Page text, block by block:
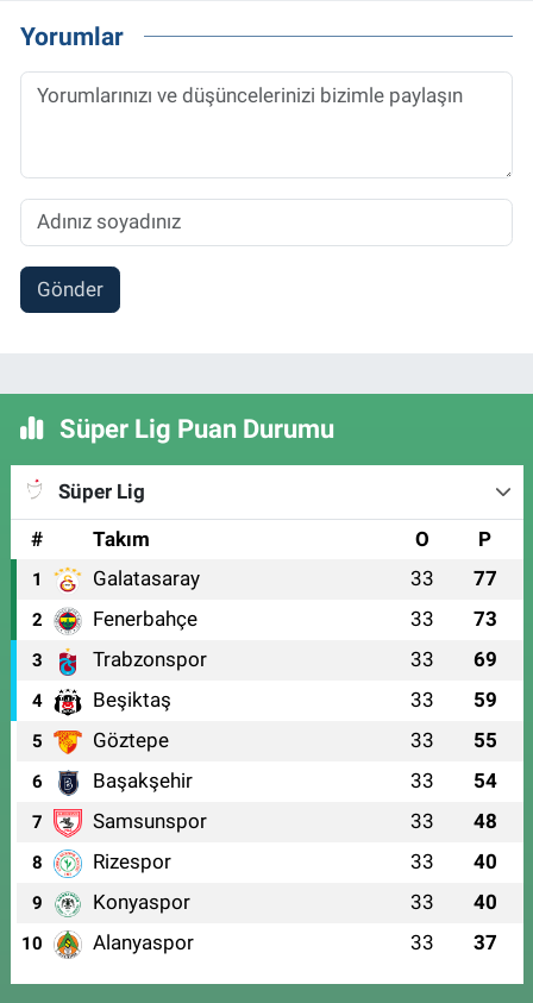
Yorumlar
Gönder
Süper Lig Puan Durumu
Süper Lig
#
Takım O P
1 Galatasaray 33 77
2 Fenerbahçe 33 73
3 Trabzonspor 33 69
4 Beşiktaş 33 59
5 Göztepe 33 55
6 Başakşehir 33 54
7 Samsunspor 33 48
8 Rizespor 33 40
9 Konyaspor 33 40
10 Alanyaspor 33 37